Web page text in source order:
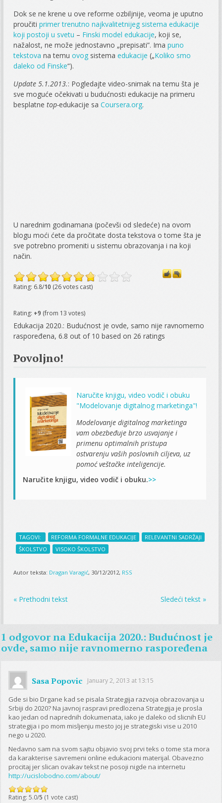
Dok se ne krene u ove reforme ozbiljnije, veoma je uputno
proučitiprimer trenutno najkvalitetnijeg sistema edukacije
koji postoji u svetu – Finski model edukacije, koji se,
nažalost, ne može jednostavno „prepisati”. Imapuno
tekstova na temuovogsistemaedukacije („Koliko smo
daleko od Finske“).
Update 5.1.2013.: Pogledajte video-snimak na temu šta je
sve moguće očekivati u budućnosti edukacije na primeru
besplatnetop-edukacije saCoursera.org.
U narednim godinamana (počevši od sledeće) na ovom
blogu moći ćete da pročitate dosta tekstova o tome šta je
sve potrebno promeniti u sistemu obrazovanja i na koji
način.
Rating: 6.8/10 (26 votes cast)
Rating: +9 (from 13 votes)
Edukacija 2020.: Budućnost je ovde, samo nije ravnomerno
raspoređena,6.8 out of 10 based on 26 ratings
Povoljno!
Naručite knjigu, video vodič i obuku
"Modelovanje digitalnog marketinga"!
Modelovanje digitalnog marketinga
vam obezbeđuje brzo usvajanje i
primenu optimalnih pristupa
ostvarenju vaših poslovnih ciljeva, uz
pomoć veštačke inteligencije.
Naručite knjigu, video vodič i obuku.>>
TAGOVI: REFORMA FORMALNE EDUKACIJE
RELEVANTNI SADRŽAJI
ŠKOLSTVO
VISOKO ŠKOLSTVO
Autor teksta: Dragan Varagić, 30/12/2012, RSS
« Prethodni tekst Sledeći tekst »
1 odgovor naEdukacija 2020.: Budućnost je
ovde, samo nije ravnomerno raspoređena
Sasa Popovic January 2, 2013 at 13:15
Gde si bio Drgane kad se pisala Strategija razvoja obrazovanja u
Srbiji do 2020? Na javnoj raspravi predlozena Strategija je prosla
kao jedan od naprednih dokumenata, iako je daleko od slicnih EU
strategija i po mom misljenju mesto joj je strategiski vise u 2010
nego u 2020.
Nedavno sam na svom sajtu objavio svoj prvi teks o tome sta mora
da karakterise savremeni online edukacioni materijal. Obavezno
procitaj jer slican ovakav tekst ne posoji nigde na internetu
http://ucislobodno.com/about/
Rating: 5.0/5 (1 vote cast)